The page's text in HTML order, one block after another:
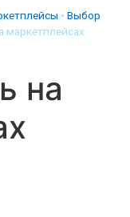
• Выбор
маркетплейсах
на